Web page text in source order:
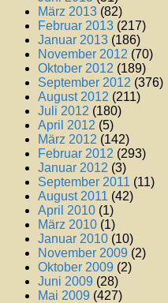
März 2013 (82)
Februar 2013 (217)
Januar 2013 (186)
November 2012 (70)
Oktober 2012 (189)
September 2012 (376)
August 2012 (211)
Juli 2012 (180)
April 2012 (5)
März 2012 (142)
Februar 2012 (293)
Januar 2012 (3)
September 2011 (11)
August 2011 (42)
April 2010 (1)
März 2010 (1)
Januar 2010 (10)
November 2009 (2)
Oktober 2009 (2)
Juni 2009 (28)
Mai 2009 (427)